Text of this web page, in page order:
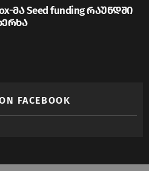
მა Seed funding რაუნდში
FACEBOOK